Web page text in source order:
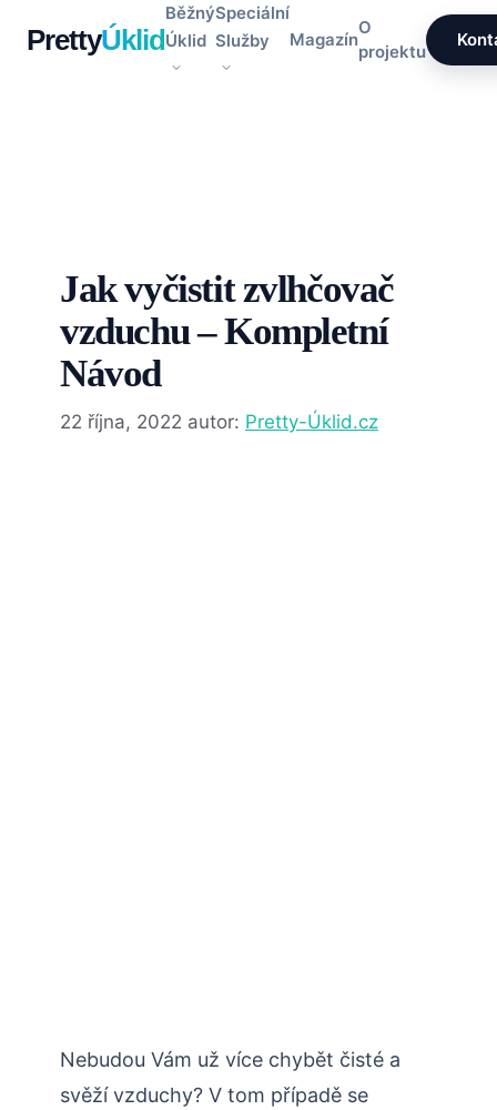
PrettyÚklid
Běžný
Úklid
Speciální
Služby
Magazín
O
projektu
Jak vyčistit zvlhčovač
vzduchu – Kompletní
Návod
22 října, 2022 autor: Pretty-Úklid.cz
Nebudou Vám už více chybět čisté a
svěží vzduchy? V tom případě se